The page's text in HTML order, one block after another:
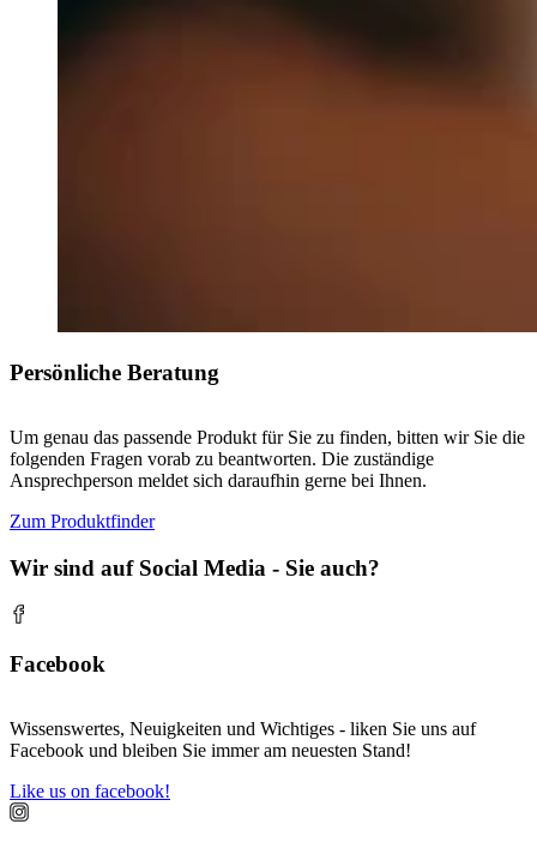
Persönliche Beratung
Um genau das passende Produkt für Sie zu finden, bitten wir Sie die
folgenden Fragen vorab zu beantworten. Die zuständige
Ansprechperson meldet sich daraufhin gerne bei Ihnen.
Zum Produktfinder
Wir sind auf Social Media - Sie auch?
Facebook
Wissenswertes, Neuigkeiten und Wichtiges - liken Sie uns auf
Facebook und bleiben Sie immer am neuesten Stand!
Like us on facebook!